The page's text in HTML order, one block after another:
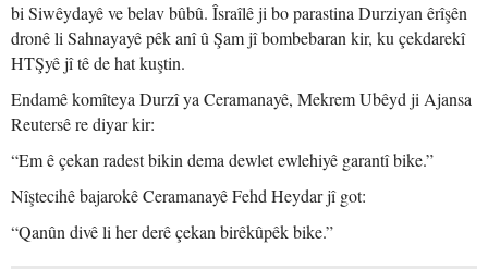
bi Siwêydayê ve belav bûbû. Îsraîlê ji bo parastina Durziyan êrîşên
dronê li Sahnayayê pêk anî û Şam jî bombebaran kir, ku çekdarekî
HTŞyê jî tê de hat kuştin.
Endamê komîteya Durzî ya Ceramanayê, Mekrem Ubêyd ji Ajansa
Reutersê re diyar kir:
“Em ê çekan radest bikin dema dewlet ewlehiyê garantî bike.”
Nîştecihê bajarokê Ceramanayê Fehd Heydar jî got:
“Qanûn divê li her derê çekan birêkûpêk bike.”